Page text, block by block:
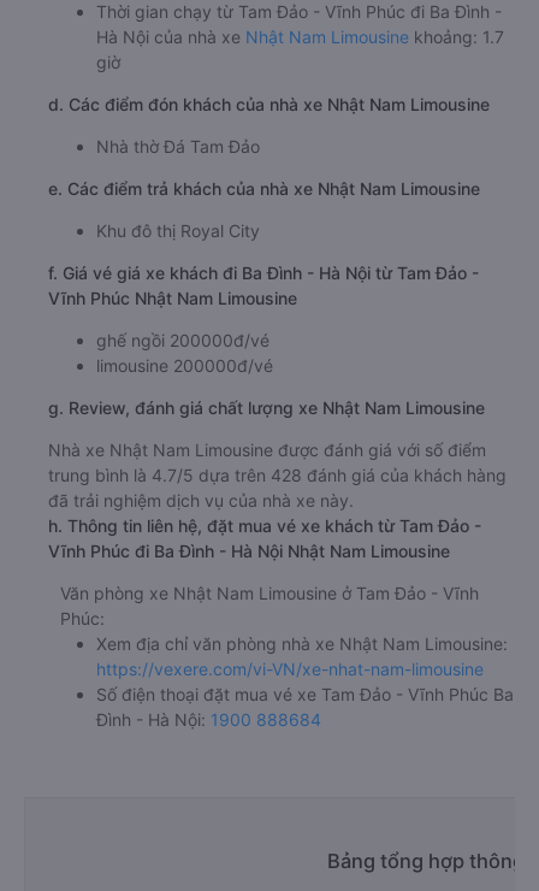
Thời gian chạy từ Tam Đảo - Vĩnh Phúc đi Ba Đình -
Hà Nội của nhà xe Nhật Nam Limousine khoảng: 1.7
giờ
d. Các điểm đón khách của nhà xe Nhật Nam Limousine
Nhà thờ Đá Tam Đảo
e. Các điểm trả khách của nhà xe Nhật Nam Limousine
Khu đô thị Royal City
f. Giá vé giá xe khách đi Ba Đình - Hà Nội từ Tam Đảo -
Vĩnh Phúc Nhật Nam Limousine
ghế ngồi 200000đ/vé
limousine 200000đ/vé
g. Review, đánh giá chất lượng xe Nhật Nam Limousine
Nhà xe Nhật Nam Limousine được đánh giá với số điểm
trung bình là 4.7/5 dựa trên 428 đánh giá của khách hàng
đã trải nghiệm dịch vụ của nhà xe này.
h. Thông tin liên hệ, đặt mua vé xe khách từ Tam Đảo -
Vĩnh Phúc đi Ba Đình - Hà Nội Nhật Nam Limousine
Văn phòng xe Nhật Nam Limousine ở Tam Đảo - Vĩnh
Phúc:
Xem địa chỉ văn phòng nhà xe Nhật Nam Limousine:
https://vexere.com/vi-VN/xe-nhat-nam-limousine
Số điện thoại đặt mua vé xe Tam Đảo - Vĩnh Phúc Ba
Đình - Hà Nội: 1900 888684
Bảng tổng hợp thông